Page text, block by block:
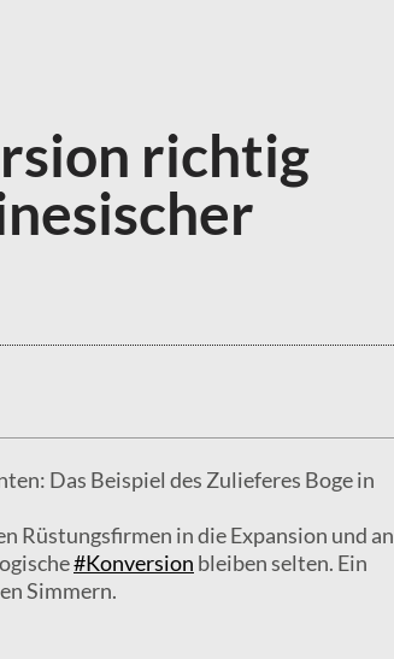
richtig
Das Beispiel des Zulieferes Boge in
Rüstungsfirmen in die Expansion und an
#Konversion bleiben selten. Ein
Simmern.